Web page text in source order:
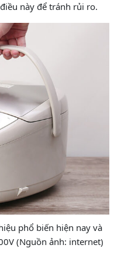
này để tránh rủi ro.
phổ biến hiện nay và
(Nguồn ảnh: internet)